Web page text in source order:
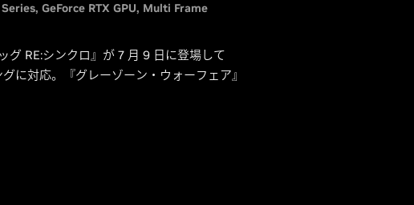
Series GeForce RTX GPU Multi Frame
グ RE:シンクロ』が 7 月 9 日に登場して
に対応。『グレーゾーン・ウォーフェア』